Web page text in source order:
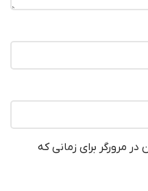
مرورگر برای زمانی که